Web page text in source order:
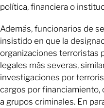
política, financiera o
Además, funcionarios de
insistido en que la
organizaciones terroristas
legales más severas,
investigaciones por
cargos por financiamiento,
a grupos criminales. En